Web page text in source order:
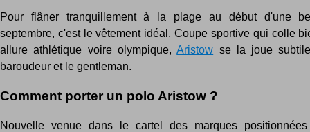
Pour flâner tranquillement à la plage au début d'une
septembre, c'est le vêtement idéal. Coupe sportive qui colle
allure athlétique voire olympique,Aristow se la joue
baroudeur et le gentleman.
Comment porter un polo Aristow ?
Nouvelle venue dans le cartel des marques